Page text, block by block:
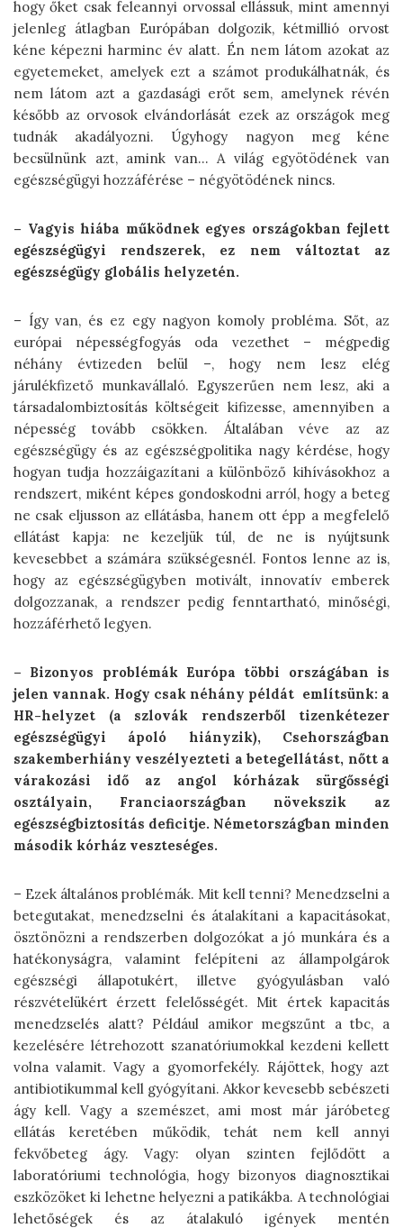
hogy őket csak feleannyi orvossal ellássuk, mint amennyi
jelenleg átlagban Európában dolgozik, kétmillió orvost
kéne képezni harminc év alatt. Én nem látom azokat az
egyetemeket, amelyek ezt a számot produkálhatnák, és
nem látom azt a gazdasági erőt sem, amelynek révén
később az orvosok elvándorlását ezek az országok meg
tudnák akadályozni. Úgyhogy nagyon meg kéne
becsülnünk azt, amink van… A világ egyötödének van
egészségügyi hozzáférése – négyötödének nincs.
– Vagyis hiába működnek egyes országokban fejlett
egészségügyi rendszerek, ez nem változtat az
egészségügy globális helyzetén.
– Így van, és ez egy nagyon komoly probléma. Sőt, az
európai népességfogyás oda vezethet – mégpedig
néhány évtizeden belül –, hogy nem lesz elég
járulékfizető munkavállaló. Egyszerűen nem lesz, aki a
társadalombiztosítás költségeit kifizesse, amennyiben a
népesség tovább csökken. Általában véve az az
egészségügy és az egészségpolitika nagy kérdése, hogy
hogyan tudja hozzáigazítani a különböző kihívásokhoz a
rendszert, miként képes gondoskodni arról, hogy a beteg
ne csak eljusson az ellátásba, hanem ott épp a megfelelő
ellátást kapja: ne kezeljük túl, de ne is nyújtsunk
kevesebbet a számára szükségesnél. Fontos lenne az is,
hogy az egészségügyben motivált, innovatív emberek
dolgozzanak, a rendszer pedig fenntartható, minőségi,
hozzáférhető legyen.
– Bizonyos problémák Európa többi országában is
jelen vannak. Hogy csak néhány példát említsünk: a
HR-helyzet (a szlovák rendszerből tizenkétezer
egészségügyi ápoló hiányzik), Csehországban
szakemberhiány veszélyezteti a betegellátást, nőtt a
várakozási idő az angol kórházak sürgősségi
osztályain, Franciaországban növekszik az
egészségbiztosítás deficitje. Németországban minden
második kórház veszteséges.
– Ezek általános problémák. Mit kell tenni? Menedzselni a
betegutakat, menedzselni és átalakítani a kapacitásokat,
ösztönözni a rendszerben dolgozókat a jó munkára és a
hatékonyságra, valamint felépíteni az állampolgárok
egészségi állapotukért, illetve gyógyulásban való
részvételükért érzett felelősségét. Mit értek kapacitás
menedzselés alatt? Például amikor megszűnt a tbc, a
kezelésére létrehozott szanatóriumokkal kezdeni kellett
volna valamit. Vagy a gyomorfekély. Rájöttek, hogy azt
antibiotikummal kell gyógyítani. Akkor kevesebb sebészeti
ágy kell. Vagy a szemészet, ami most már járóbeteg
ellátás keretében működik, tehát nem kell annyi
fekvőbeteg ágy. Vagy: olyan szinten fejlődött a
laboratóriumi technológia, hogy bizonyos diagnosztikai
eszközöket ki lehetne helyezni a patikákba. A technológiai
lehetőségek és az átalakuló igények mentén